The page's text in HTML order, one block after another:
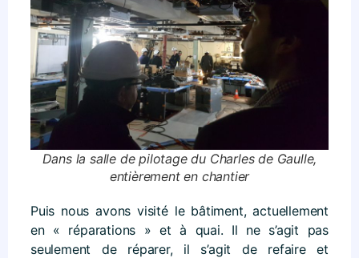
Dans la salle de pilotage du Charles de Gaulle,
entièrement en chantier
Puis nous avons visité le bâtiment, actuellement
en « réparations » et à quai. Il ne s’agit pas
seulement de réparer, il s’agit de refaire et